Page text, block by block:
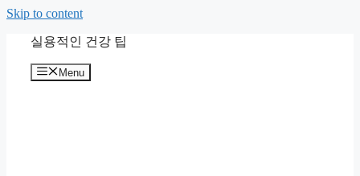
Skip to content
실용적인 건강 팁
Menu